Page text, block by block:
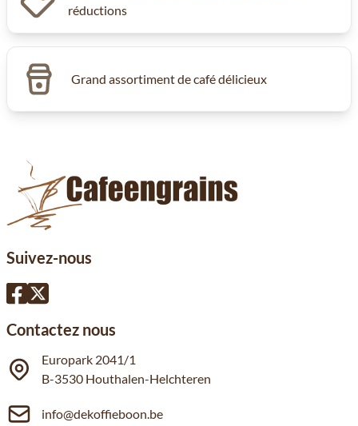
réductions
Grand assortiment de café délicieux
Suivez-nous
Contactez nous
Europark 2041/1
B-3530 Houthalen-Helchteren
info@dekoffieboon.be